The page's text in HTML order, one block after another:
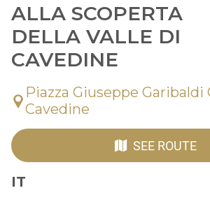
ALLA SCOPERTA
DELLA VALLE DI
CAVEDINE
Piazza Giuseppe Garibaldi
Cavedine
SEE ROUTE
IT